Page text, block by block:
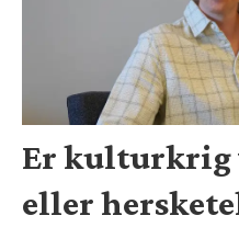
Er kulturkrig
eller